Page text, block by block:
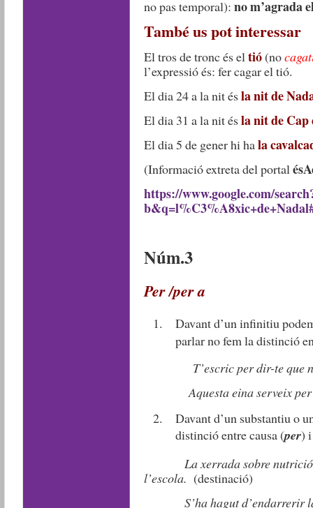
no pas temporal): no m’agrada
També us pot interessar
El tros de tronc és el tió(no
l’expressió és: fer cagar el tió.
El dia 24 a la nit ésla nit de
El dia 31 a la nit ésla nit de Cap
El dia 5 de gener hi hala
(Informació extreta del portal
https://www.google.com/
Núm.3
Per /per a
Davant d’un infinitiu
parlar no fem la distinció
T’escric per dir-te que no
Aquesta eina serveix per
Davant d’un substantiu o
distinció entre causa (per)
La xerrada sobre nutrició
l’escola. (destinació)
S’ha hagut d’endarrerir